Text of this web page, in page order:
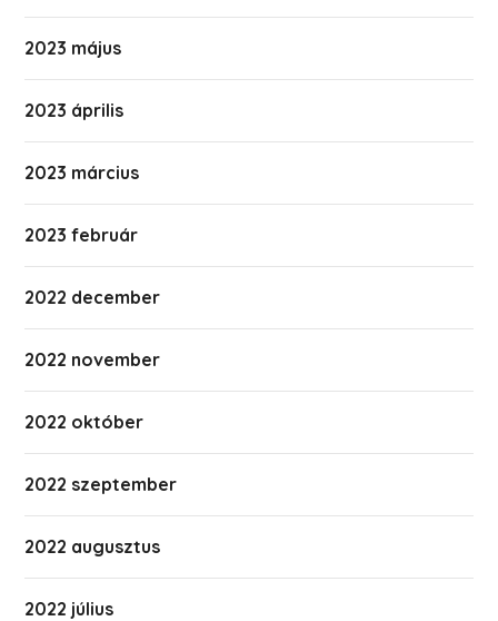
2023 május
2023 április
2023 március
2023 február
2022 december
2022 november
2022 október
2022 szeptember
2022 augusztus
2022 július